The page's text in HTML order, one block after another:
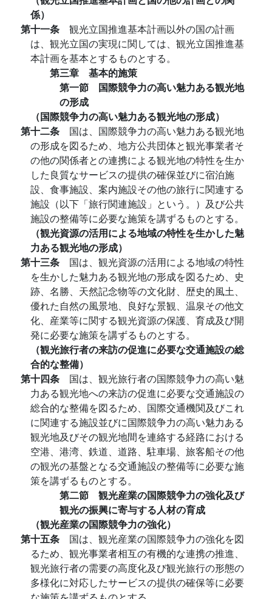
係）
第十一条 観光立国推進基本計画以外の国の計画
は、観光立国の実現に関しては、観光立国推進基
本計画を基本とするものとする。
第三章 基本的施策
第一節 国際競争力の高い魅力ある観光地
の形成
（国際競争力の高い魅力ある観光地の形成）
第十二条 国は、国際競争力の高い魅力ある観光地
の形成を図るため、地方公共団体と観光事業者そ
の他の関係者との連携による観光地の特性を生か
した良質なサービスの提供の確保並びに宿泊施
設、食事施設、案内施設その他の旅行に関連する
施設（以下「旅行関連施設」という。）及び公共
施設の整備等に必要な施策を講ずるものとする。
（観光資源の活用による地域の特性を生かした魅
力ある観光地の形成）
第十三条 国は、観光資源の活用による地域の特性
を生かした魅力ある観光地の形成を図るため、史
跡、名勝、天然記念物等の文化財、歴史的風土、
優れた自然の風景地、良好な景観、温泉その他文
化、産業等に関する観光資源の保護、育成及び開
発に必要な施策を講ずるものとする。
（観光旅行者の来訪の促進に必要な交通施設の総
合的な整備）
第十四条 国は、観光旅行者の国際競争力の高い魅
力ある観光地への来訪の促進に必要な交通施設の
総合的な整備を図るため、国際交通機関及びこれ
に関連する施設並びに国際競争力の高い魅力ある
観光地及びその観光地間を連絡する経路における
空港、港湾、鉄道、道路、駐車場、旅客船その他
の観光の基盤となる交通施設の整備等に必要な施
策を講ずるものとする。
第二節 観光産業の国際競争力の強化及び
観光の振興に寄与する人材の育成
（観光産業の国際競争力の強化）
第十五条 国は、観光産業の国際競争力の強化を図
るため、観光事業者相互の有機的な連携の推進、
観光旅行者の需要の高度化及び観光旅行の形態の
多様化に対応したサービスの提供の確保等に必要